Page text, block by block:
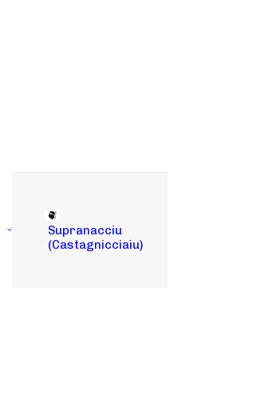
Supranacciu
(Castagnicciaiu)